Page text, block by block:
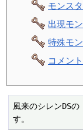
モンス
出現モ
特殊モ
コメント
風来のシレンDS
す。